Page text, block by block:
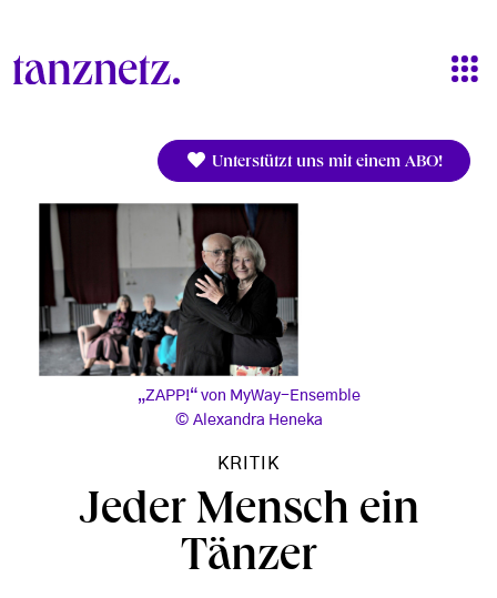
Unterstützt uns mit einem ABO!
„ZAPP!“ von MyWay-Ensemble
Alexandra Heneka
KRITIK
Jeder Mensch ein
Tänzer